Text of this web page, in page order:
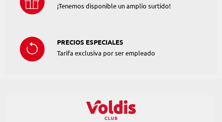
¡Tenemos disponible un amplio surtido!
PRECIOS ESPECIALES
Tarifa exclusiva por ser empleado